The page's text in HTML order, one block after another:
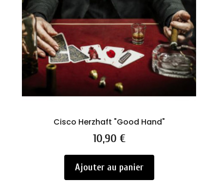
Cisco Herzhaft "Good Hand"
Prix
10,90 €
Ajouter au panier